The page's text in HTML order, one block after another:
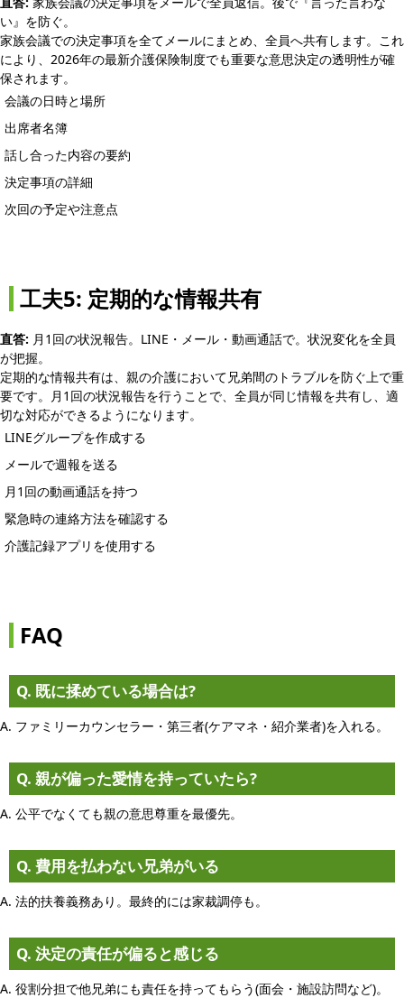
い』を防ぐ。
家族会議での決定事項を全てメールにまとめ、全員へ共有します。これ
により、2026年の最新介護保険制度でも重要な意思決定の透明性が確
保されます。
会議の日時と場所
出席者名簿
話し合った内容の要約
決定事項の詳細
次回の予定や注意点
工夫5: 定期的な情報共有
直答: 月1回の状況報告。LINE・メール・動画通話で。状況変化を全員
が把握。
定期的な情報共有は、親の介護において兄弟間のトラブルを防ぐ上で重
要です。月1回の状況報告を行うことで、全員が同じ情報を共有し、適
切な対応ができるようになります。
LINEグループを作成する
メールで週報を送る
月1回の動画通話を持つ
緊急時の連絡方法を確認する
介護記録アプリを使用する
FAQ
Q. 既に揉めている場合は?
A. ファミリーカウンセラー・第三者(ケアマネ・紹介業者)を入れる。
Q. 親が偏った愛情を持っていたら?
A. 公平でなくても親の意思尊重を最優先。
Q. 費用を払わない兄弟がいる
A. 法的扶養義務あり。最終的には家裁調停も。
Q. 決定の責任が偏ると感じる
A. 役割分担で他兄弟にも責任を持ってもらう(面会・施設訪問など)。